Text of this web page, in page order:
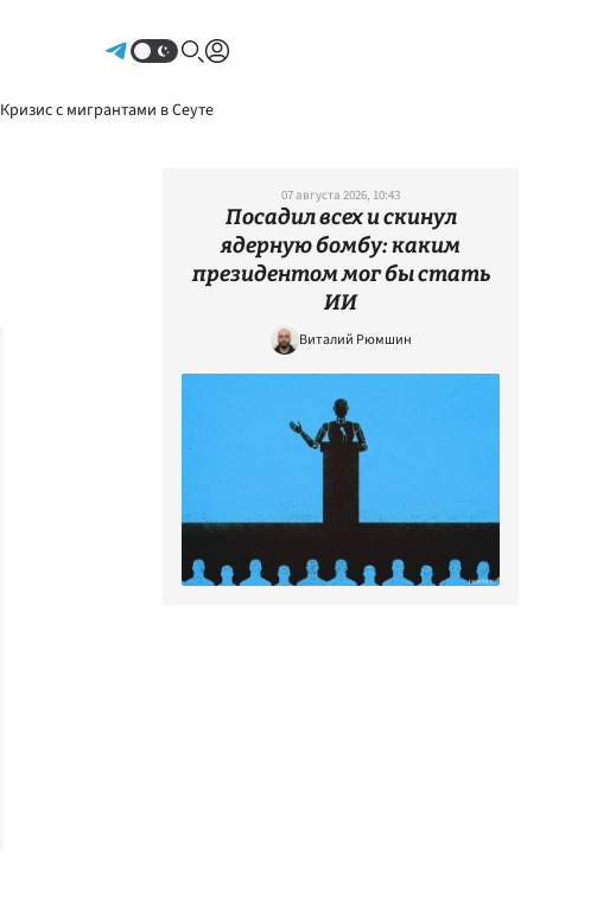
Кризис с мигрантами в Сеуте
07 августа 2026, 10:43
Посадил всех и скинул
ядерную бомбу: каким
президентом мог бы стать
ИИ
Виталий Рюмшин